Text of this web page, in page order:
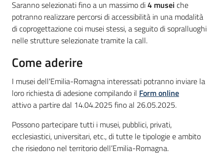
Saranno selezionati fino a un massimo di4 musei che
potranno realizzare percorsi di accessibilità in una modalità
di coprogettazione coi musei stessi, a seguito di sopralluoghi
nelle strutture selezionate tramite la call.
Come aderire
I musei dell'Emilia-Romagna interessati potranno inviare la
loro richiesta di adesione compilando il Form online
attivo a partire dal 14.04.2025 fino al 26.05.2025.
Possono partecipare tutti i musei, pubblici, privati,
ecclesiastici, universitari, etc., di tutte le tipologie e ambito
che risiedono nel territorio dell’Emilia-Romagna.